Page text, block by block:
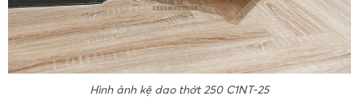
Hình ảnh kệ dao thớt 250 C1NT-25